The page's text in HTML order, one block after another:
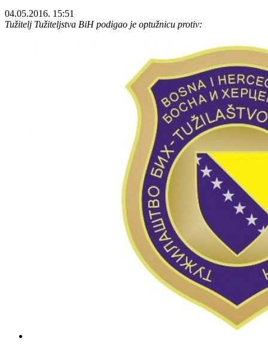
04.05.2016. 15:51
Tužitelj Tužiteljstva BiH podigao je optužnicu protiv: